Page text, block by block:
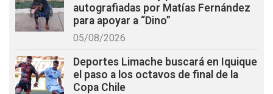
autografiadas por Matías Fernández
para apoyar a “Dino”
05/08/2026
Deportes Limache buscará en Iquique
el paso a los octavos de final de la
Copa Chile